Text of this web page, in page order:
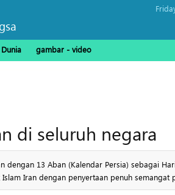
Dunia gambar - video
di seluruh negara
13 Aban (Kalendar Persia) sebagai
Iran dengan penyertaan penuh semangat